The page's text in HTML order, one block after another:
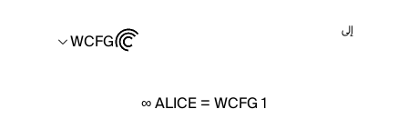
إلى WCFG
1
ALICE=WCFG ∞